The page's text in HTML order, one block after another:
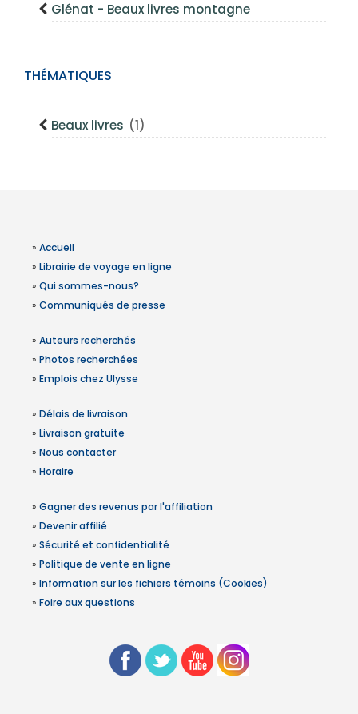
Glénat - Beaux livres montagne
THÉMATIQUES
Beaux livres (1)
» Accueil
» Librairie de voyage en ligne
» Qui sommes-nous?
» Communiqués de presse
» Auteurs recherchés
» Photos recherchées
» Emplois chez Ulysse
» Délais de livraison
» Livraison gratuite
» Nous contacter
» Horaire
» Gagner des revenus par l'affiliation
» Devenir affilié
» Sécurité et confidentialité
» Politique de vente en ligne
» Information sur les fichiers témoins (Cookies)
» Foire aux questions